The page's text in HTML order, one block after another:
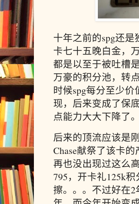
十年之前的spg还
卡七十五晚白金，
都是以至于被吐槽
万豪的积分池，转
时候spg每分至少价
现，后来变成了保
点能力大大下降了。
后来的顶流应该是
Chase献祭了该卡
再也没出现过这么
795，开卡礼125k
擦。。。不过好在2